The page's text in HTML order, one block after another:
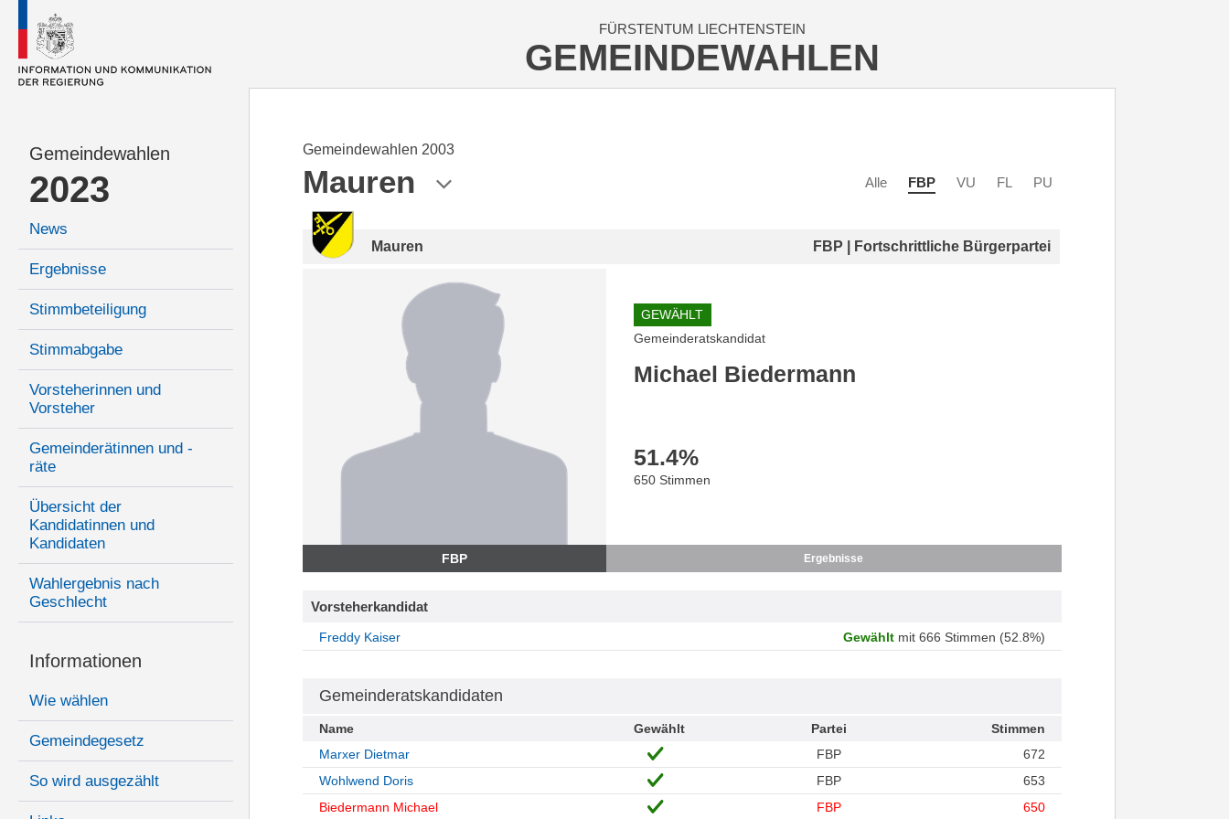
FÜRSTENTUM LIECHTENSTEIN
GEMEINDEWAHLEN
Gemeindewahlen
2023
News
Ergebnisse
Stimmbeteiligung
Stimmabgabe
Vorsteherinnen und
Vorsteher
Gemeinderätinnen und -
räte
Übersicht der
Kandidatinnen und
Kandidaten
Wahlergebnis nach
Geschlecht
Informationen
Wie wählen
Gemeindegesetz
So wird ausgezählt
Gemeindewahlen 2003
Mauren Alle FBP VU FL PU
Mauren FBP | Fortschrittliche Bürgerpartei
FBP
GEWÄHLT
Gemeinderatskandidat
Michael Biedermann
51.4%
650 Stimmen
Ergebnisse
Vorsteherkandidat
Freddy Kaiser Gewähltmit 666 Stimmen (52.8%)
Gemeinderatskandidaten
Name Gewählt Partei
Stimmen
Marxer Dietmar
FBP
672
Wohlwend Doris
FBP
653
Biedermann Michael
FBP 650